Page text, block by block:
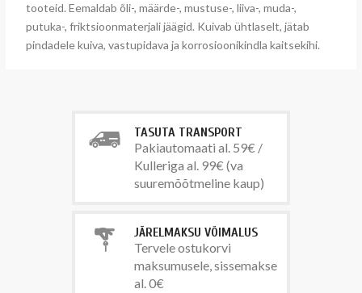
tooteid. Eemaldab õli-, määrde-, mustuse-, liiva-, muda-,
putuka-, friktsioonmaterjali jäägid. Kuivab ühtlaselt, jätab
pindadele kuiva, vastupidava ja korrosioonikindla kaitsekihi.
TASUTA TRANSPORT
Pakiautomaati al. 59€ /
Kulleriga al. 99€ (va
suuremõõtmeline kaup)
JÄRELMAKSU VÕIMALUS
Tervele ostukorvi
maksumusele, sissemakse
al. 0€